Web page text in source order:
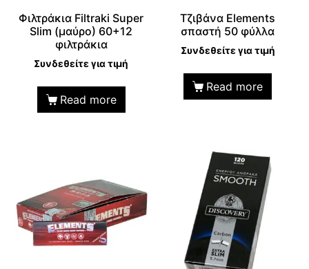
Φιλτράκια Filtraki Super
Slim (μαύρο) 60+12
φιλτράκια
Συνδεθείτε για τιμή
Read more
Τζιβάνα Elements
σπαστή 50 φύλλα
Συνδεθείτε για τιμή
Read more